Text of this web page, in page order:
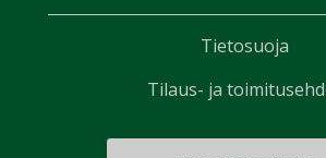
Tietosuoja
Tilaus- ja